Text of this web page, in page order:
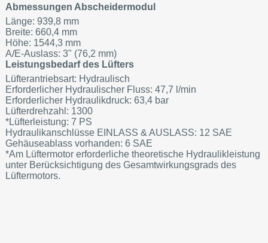
Abmessungen Abscheidermodul
Länge: 939,8 mm
Breite: 660,4 mm
Höhe: 1544,3 mm
A/E-Auslass: 3" (76,2 mm)
Leistungsbedarf des Lüfters
Lüfterantriebsart: Hydraulisch
Erforderlicher Hydraulischer Fluss: 47,7 l/min
Erforderlicher Hydraulikdruck: 63,4 bar
Lüfterdrehzahl: 1300
*Lüfterleistung: 7 PS
Hydraulikanschlüsse EINLASS & AUSLASS: 12 SAE
Gehäuseablass vorhanden: 6 SAE
*Am Lüftermotor erforderliche theoretische Hydraulikleistung
unter Berücksichtigung des Gesamtwirkungsgrads des
Lüftermotors.